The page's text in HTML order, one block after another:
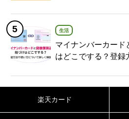
生活
マイナンバーカード
はどこでする？登録
楽天カード